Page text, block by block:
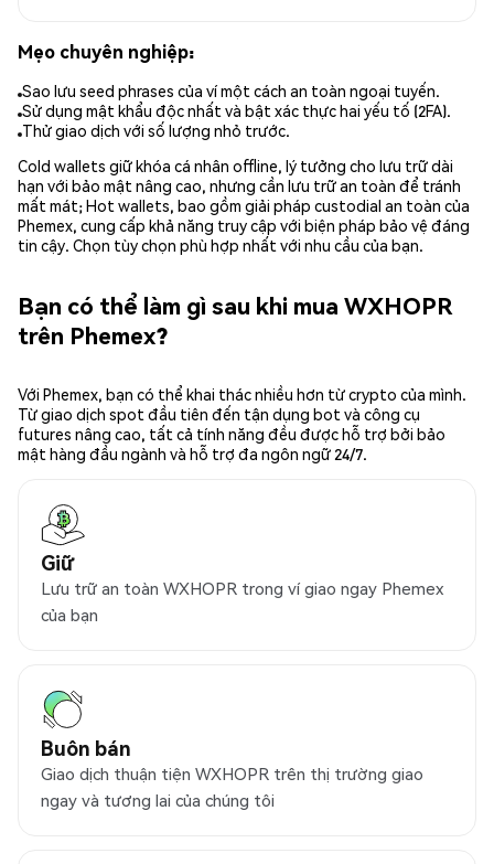
Mẹo chuyên nghiệp:
Sao lưu seed phrases của ví một cách an toàn ngoại tuyến.
Sử dụng mật khẩu độc nhất và bật xác thực hai yếu tố (2FA).
Thử giao dịch với số lượng nhỏ trước.
Cold wallets giữ khóa cá nhân offline, lý tưởng cho lưu trữ dài
hạn với bảo mật nâng cao, nhưng cần lưu trữ an toàn để tránh
mất mát; Hot wallets, bao gồm giải pháp custodial an toàn của
Phemex, cung cấp khả năng truy cập với biện pháp bảo vệ đáng
tin cậy. Chọn tùy chọn phù hợp nhất với nhu cầu của bạn.
Bạn có thể làm gì sau khi mua WXHOPR
trên Phemex?
Với Phemex, bạn có thể khai thác nhiều hơn từ crypto của mình.
Từ giao dịch spot đầu tiên đến tận dụng bot và công cụ
futures nâng cao, tất cả tính năng đều được hỗ trợ bởi bảo
mật hàng đầu ngành và hỗ trợ đa ngôn ngữ 24/7.
Giữ
Lưu trữ an toàn WXHOPR trong ví giao ngay Phemex
của bạn
Buôn bán
Giao dịch thuận tiện WXHOPR trên thị trường giao
ngay và tương lai của chúng tôi